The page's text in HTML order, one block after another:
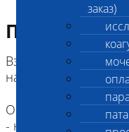
заказ)
Подготовка
Взятие венозной
натощак (голодная
Ограничения к
- на фоне